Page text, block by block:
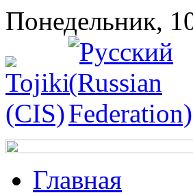
Понедельник,
Главная